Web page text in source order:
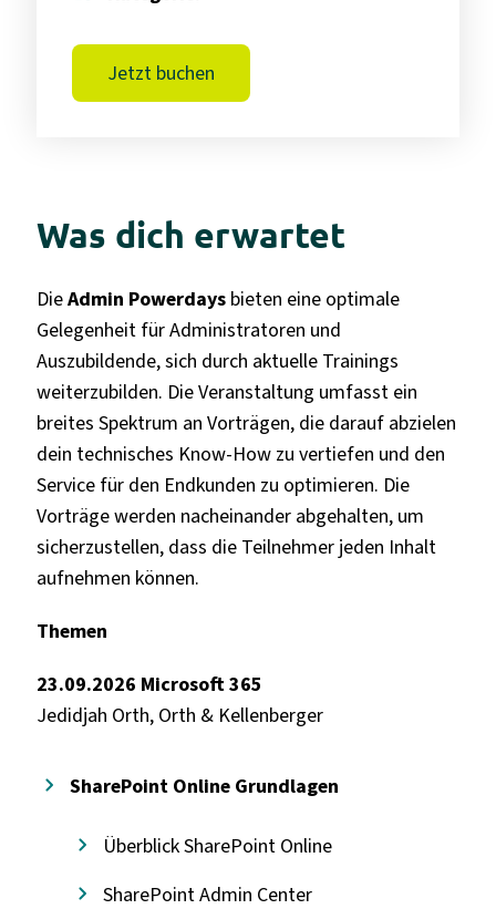
Was dich erwartet
DieAdmin Powerdaysbieten eine optimale
Gelegenheit für Administratoren und
Auszubildende, sich durch aktuelle Trainings
weiterzubilden. Die Veranstaltung umfasst ein
breites Spektrum an Vorträgen, die darauf abzielen
dein technisches Know-How zu vertiefen und den
Service für den Endkunden zu optimieren. Die
Vorträge werden nacheinander abgehalten, um
sicherzustellen, dass die Teilnehmer jeden Inhalt
aufnehmen können.
Themen
23.09.2026 Microsoft 365
Jedidjah Orth, Orth & Kellenberger
SharePoint Online Grundlagen
Überblick SharePoint Online
SharePoint Admin Center
Jetzt buchen